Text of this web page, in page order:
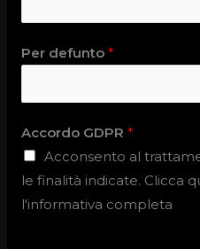
Per defunto*
Accordo GDPR*
Acconsento al
le finalità indicate. Clicca
l'informativa completa